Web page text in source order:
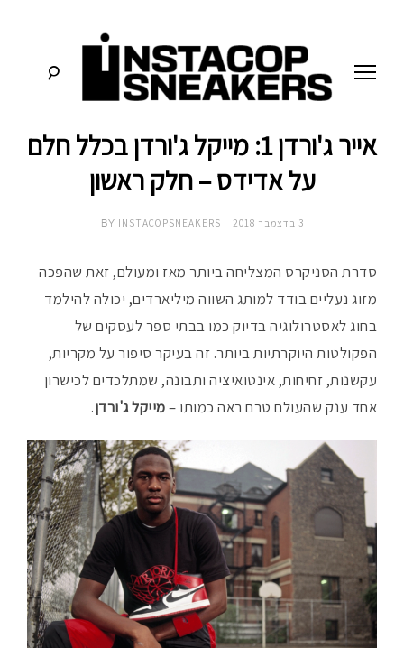
א
ס
ט
ק
ו
פ
סניקרס:
מדריכים,
תרבות
הסניקרס
אייר ג'ורדן 1: מייקל ג'ורדן בכלל חלם
על אדידס – חלק ראשון
3 בדצמבר 2018 INSTACOPSNEAKERS
סדרת הסניקרס המצליחה ביותר מאז ומעולם, זאת שהפכה
מזוג נעליים בודד למותג השווה מיליארדים, יכולה להילמד
בחוג לאסטרולוגיה בדיוק כמו בבתי ספר לעסקים של
הפקולטות היוקרתיות ביותר. זה בעיקר סיפור על מקריות,
עקשנות, זחיחות, אינטואיציה ותבונה, שמתלכדים לכישרון
אחד ענק שהעולם טרם ראה כמותו –מייקל ג'ורדן.